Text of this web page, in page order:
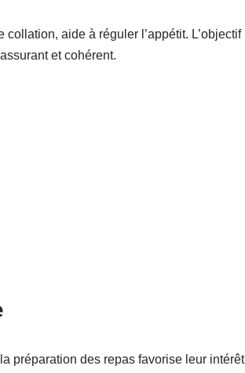
aide à réguler l’appétit. L’objectif
et cohérent.
préparation des repas favorise leur intérêt